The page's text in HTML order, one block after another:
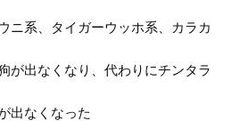
ニ系、タイガーウッホ系、カラカ
が出なくなり、代わりにチンタラ
出なくなった